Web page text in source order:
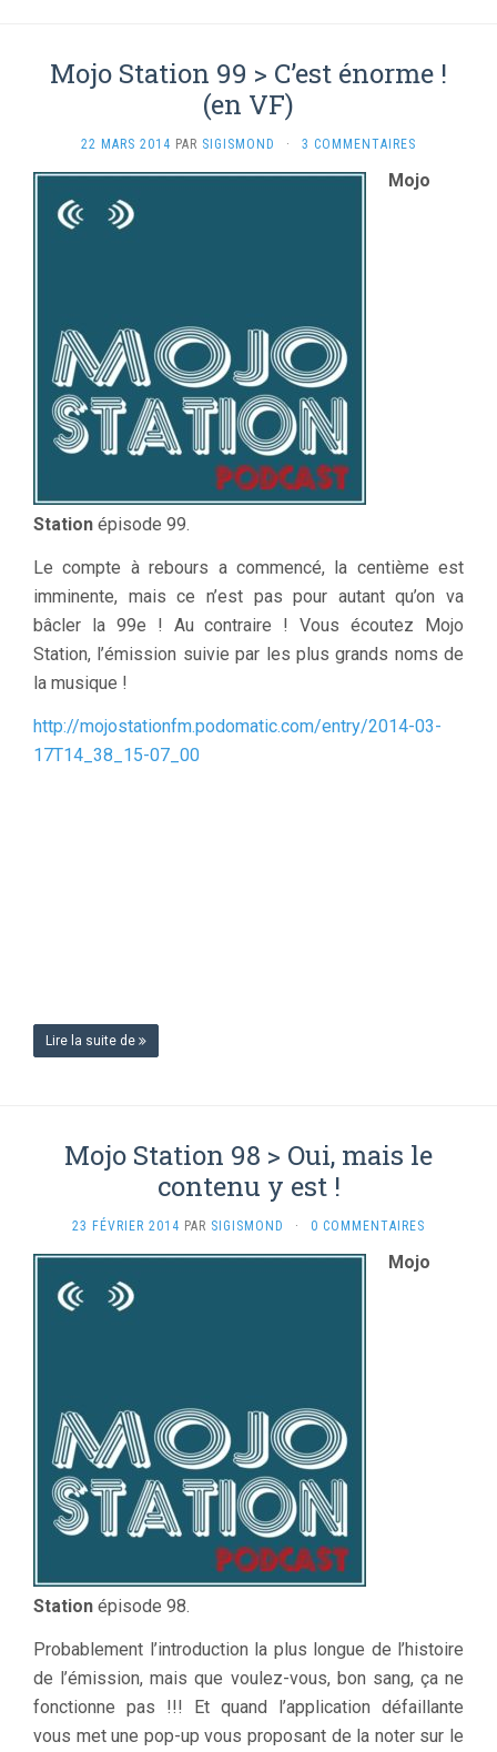
Mojo Station 99 > C’est énorme !
(en VF)
22 MARS 2014 PAR SIGISMOND · 3 COMMENTAIRES
Mojo
Station épisode 99.
Le compte à rebours a commencé, la centième est
imminente, mais ce n’est pas pour autant qu’on va
bâcler la 99e ! Au contraire ! Vous écoutez Mojo
Station, l’émission suivie par les plus grands noms de
la musique !
http://mojostationfm.podomatic.com/entry/2014-03-
17T14_38_15-07_00
Lire la suite de
Mojo Station 98 > Oui, mais le
contenu y est !
23 FÉVRIER 2014 PAR SIGISMOND · 0 COMMENTAIRES
Mojo
Station épisode 98.
Probablement l’introduction la plus longue de l’histoire
de l’émission, mais que voulez-vous, bon sang, ça ne
fonctionne pas !!! Et quand l’application défaillante
vous met une pop-up vous proposant de la noter sur le